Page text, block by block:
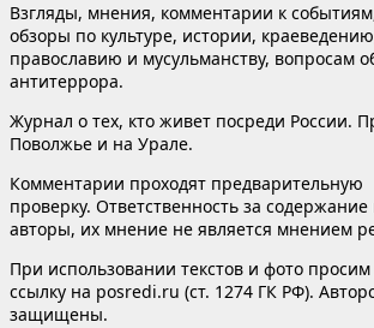
Взгляды, мнения, комментарии к
обзоры по культуре, истории,
православию и мусульманству, вопросам
антитеррора.
Журнал о тех, кто живет посреди России.
Поволжье и на Урале.
Комментарии проходят предварительную
проверку. Ответственность за
авторы, их мнение не является мнением
При использовании текстов и фото
ссылку на posredi.ru (ст. 1274 ГК РФ).
защищены.